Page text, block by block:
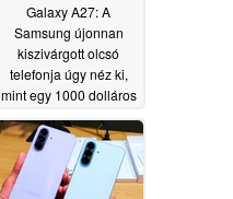
Galaxy A27: A
Samsung újonnan
kiszivárgott olcsó
telefonja úgy néz ki,
mint egy 1000 dolláros
04/16/2026